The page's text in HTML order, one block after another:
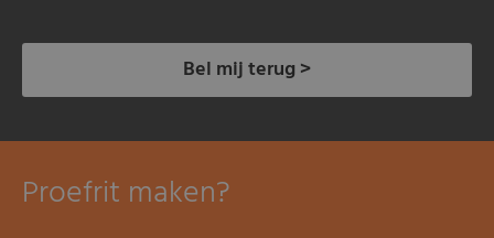
Bel mij terug >
Proefrit maken?